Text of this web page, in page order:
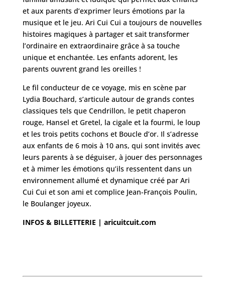
et aux parents d’exprimer leurs émotions par la
musique et le jeu. Ari Cui Cui a toujours de nouvelles
histoires magiques à partager et sait transformer
l’ordinaire en extraordinaire grâce à sa touche
unique et enchantée. Les enfants adorent, les
parents ouvrent grand les oreilles !
Le fil conducteur de ce voyage, mis en scène par
Lydia Bouchard, s’articule autour de grands contes
classiques tels que Cendrillon, le petit chaperon
rouge, Hansel et Gretel, la cigale et la fourmi, le loup
et les trois petits cochons et Boucle d’or. Il s’adresse
aux enfants de 6 mois à 10 ans, qui sont invités avec
leurs parents à se déguiser, à jouer des personnages
et à mimer les émotions qu’ils ressentent dans un
environnement allumé et dynamique créé par Ari
Cui Cui et son ami et complice Jean-François Poulin,
le Boulanger joyeux.
INFOS & BILLETTERIE | aricuitcuit.com